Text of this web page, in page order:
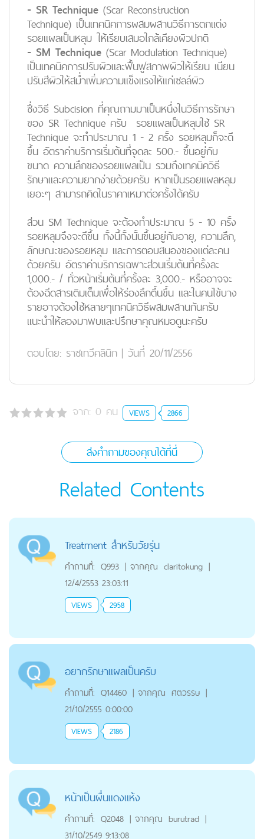
- SR Technique (Scar Reconstruction
Technique) เป็นเทคนิคการผสมผสานวิธีการตกแต่ง
รอยแผลเป็นหลุม ให้เรียบเสมอใกล้เคียงผิวปกติ
- SM Technique (Scar Modulation Technique)
เป็นเทคนิคการปรับผิวและฟื้นฟูสภาพผิวให้เรียน เนียน
ปรับสีผิวให้สม่ำเพิ่มความแข็งแรงให้แก่เซลล์ผิว
ซึ่งวิธี Subcision ที่คุณถามมาเป็นหนึ่งในวิธีการรักษา
ของ SR Technique ครับ รอยแผลเป็นหลุมใช้ SR
Technique จะทำประมาณ 1 - 2 ครั้ง รอยหลุมก็จะดี
ขึ้น อัตราค่าบริการเริ่มต้นที่จุดละ 500.- ขึ้นอยู่กับ
ขนาด ความลึกของรอยแผลเป็น รวมถึงเทคนิควิธี
รักษาและความยากง่ายด้วยครับ หากเป็นรอยแผลหลุม
เยอะๆ สามารถคิดในราคาเหมาต่อครั้งได้ครับ
ส่วน SM Technique จะต้องทำประมาณ 5 - 10 ครั้ง
รอยหลุมจึงจะดีขึ้น ทั้งนี้ทั้งนั้นขึ้นอยู่กับอายุ, ความลึก,
ลักษณะของรอยหลุม และการตอบสนองของแต่ละคน
ด้วยครับ อัตราค่าบริการเฉพาะส่วนเริ่มต้นที่ครั้งละ
1,000.- / ทั่วหน้าเริ่มต้นที่ครั้งละ 3,000.- หรืออาจจะ
ต้องฉีดสารเติมเต็มเพื่อให้ร่องลึกตื้นขึ้น และในคนไข้บาง
รายอาจต้องใช้หลายๆเทคนิควิธีผสมผสานกันครับ
แนะนำให้ลองมาพบและปรึกษาคุณหมอดูนะครับ
ตอบโดย: ราชเทวีคลินิก | วันที่ 20/11/2556
จาก: 0 คน VIEWS 2866
ส่งคำถามของคุณได้ที่นี่
Related Contents
Treatment สำหรับวัยรุ่น
คำถามที่: Q993 | จากคุณ claritokung |
12/4/2553 23:03:11
VIEWS 2958
อยากรักษาแผลเป็นครับ
คำถามที่: Q14460 | จากคุณ ศตวรรษ |
21/10/2555 0:00:00
VIEWS 2186
หน้าเป็นผื่นแดงแห้ง
คำถามที่: Q2048 | จากคุณ burutrad |
31/10/2549 9:13:08